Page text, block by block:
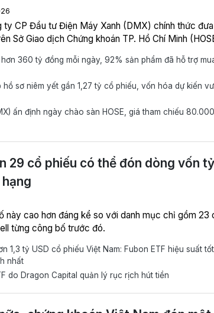
ty CP Đầu tư Điện Máy Xanh (DMX) chính thức
Sở Giao dịch Chứng khoán TP. Hồ Chí Minh
360 tỷ đồng mỗi ngày, 92% sản phẩm đã hỗ trợ
sơ niêm yết gần 1,27 tỷ cổ phiếu, vốn hóa dự kiến
ấn định ngày chào sàn HOSE, giá tham chiếu 80.000
29 cổ phiếu có thể đón dòng vốn tỷ
này cao hơn đáng kể so với danh mục chỉ gồm 23
từng công bố trước đó.
1,3 tỷ USD cổ phiếu Việt Nam: Fubon ETF hiệu suất tốt
nhất
do Dragon Capital quản lý rục rịch hút tiền